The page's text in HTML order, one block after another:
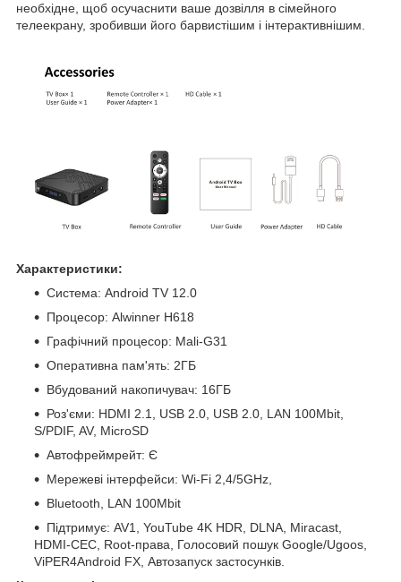
необхідне, щоб осучаснити ваше дозвілля в сімейного
телеекрану, зробивши його барвистішим і інтерактивнішим.
Характеристики:
Система: Android TV 12.0
Процесор: Alwinner H618
Графічний процесор: Mali-G31
Оперативна пам'ять: 2ГБ
Вбудований накопичувач: 16ГБ
Роз'єми: HDMI 2.1, USB 2.0, USB 2.0, LAN 100Mbit,
S/PDIF, AV, MicroSD
Автофреймрейт: Є
Мережеві інтерфейси: Wi-Fi 2,4/5GHz,
Bluetooth, LAN 100Mbit
Підтримує: AV1, YouTube 4K HDR, DLNA, Miracast,
HDMI-CEC, Root-права, Голосовий пошук Google/Ugoos,
ViPER4Android FX, Автозапуск застосунків.